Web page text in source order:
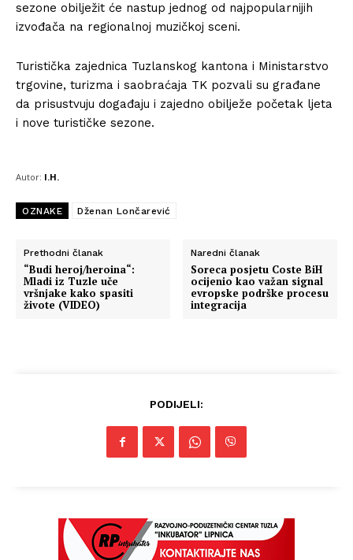
sezone obilježit će nastup jednog od najpopularnijih
izvođača na regionalnoj muzičkoj sceni.
Turistička zajednica Tuzlanskog kantona i Ministarstvo
trgovine, turizma i saobraćaja TK pozvali su građane
da prisustvuju događaju i zajedno obilježe početak ljeta
i nove turističke sezone.
Autor: I.H.
OZNAKE Dženan Lončarević
Prethodni članak
“Budi heroj/heroina“:
Mladi iz Tuzle uče
vršnjake kako spasiti
živote (VIDEO)
Naredni članak
Soreca posjetu Coste BiH
ocijenio kao važan signal
evropske podrške procesu
integracija
PODIJELI: